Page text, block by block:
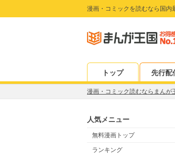
漫画・コミックを読むなら国内
トップ 先行配
漫画・コミック読むならまんが
人気メニュー
無料漫画トップ
ランキング